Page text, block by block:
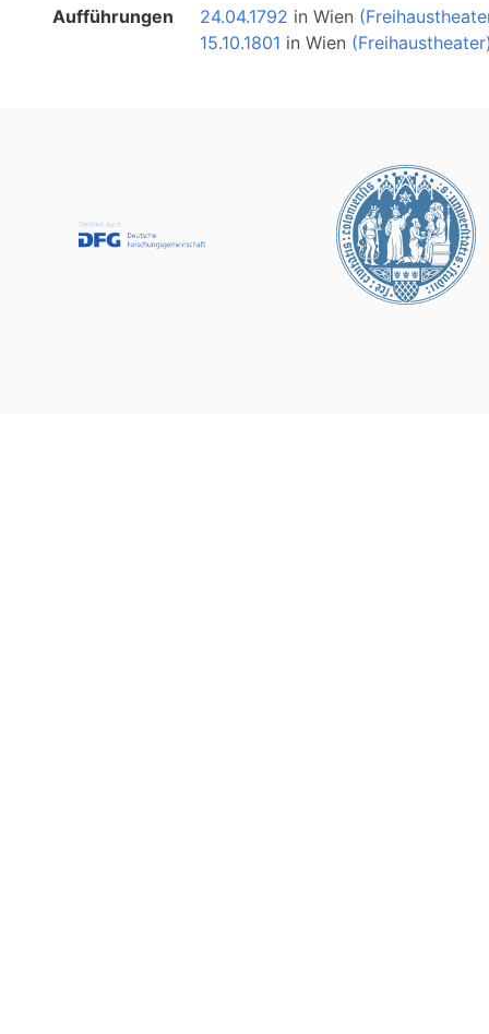
Aufführungen
24.04.1792 inWien
15.10.1801 inWien